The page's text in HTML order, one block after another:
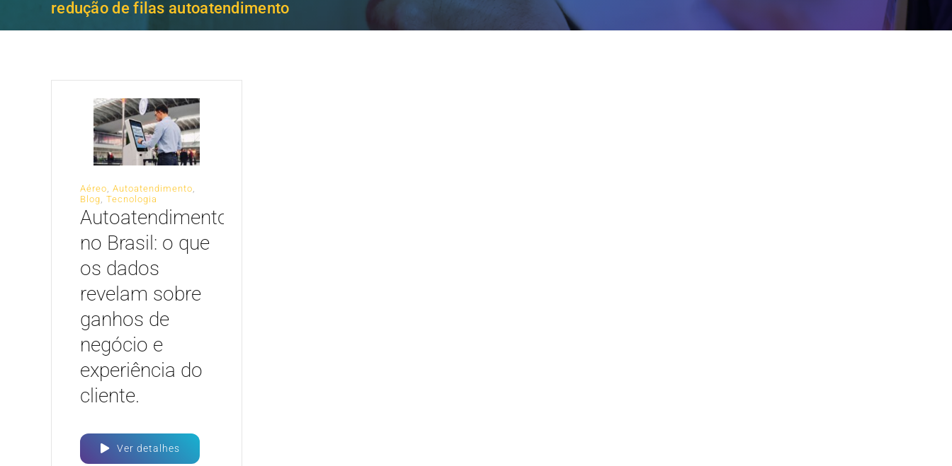
redução de filas autoatendimento
Aéreo, Autoatendimento,
Blog, Tecnologia
Autoatendimento
no Brasil: o que
os dados
revelam sobre
ganhos de
negócio e
experiência do
cliente.
Ver detalhes